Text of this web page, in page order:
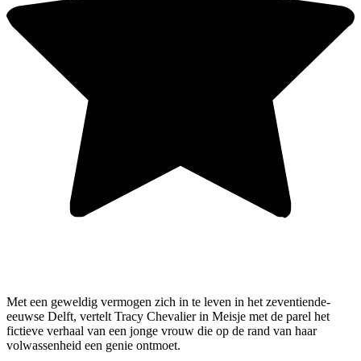
Met een geweldig vermogen zich in te leven in het zeventiende-
eeuwse Delft, vertelt Tracy Chevalier in Meisje met de parel het
fictieve verhaal van een jonge vrouw die op de rand van haar
volwassenheid een genie ontmoet.